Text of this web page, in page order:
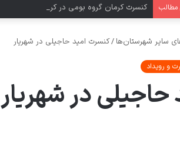
مطالب کنسرت کرمان گروه بومی در کرمان
سایر شهرستان‌ها /کنسرت امید حاجیلی در شهریار
و رویداد
در شهریار